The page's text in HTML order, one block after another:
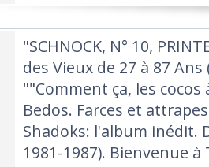
‎"SCHNOCK, N° 10,
des Vieux de 27 à 87
""Comment ça, les cocos
Bedos. Farces et
Shadoks: l'album inédit.
1981-1987). Bienvenue